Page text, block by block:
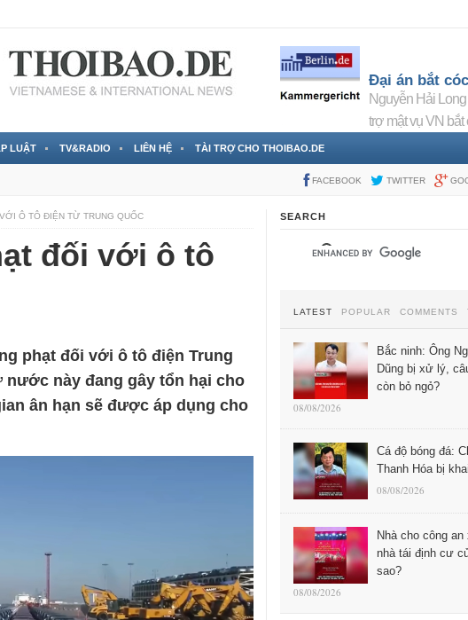
Đại án bắt
Nguyễn Hải
trợ mật vụ VN bắt
LUẬT TV&RADIO LIÊN HỆ TÀI TRỢ CHO THOIBAO.DE
FACEBOOK TWITTER
Ô TÔ ĐIỆN TỪ TRUNG QUỐC
đối với ô tô
phạt đối với ô tô điện Trung
nước này đang gây tổn hại cho
ân hạn sẽ được áp dụng cho
SEARCH
LATEST POPULAR COMMENTS
Bắc ninh: Ông
Dũng bị xử lý,
còn bỏ ngỏ?
08/08/2026
Cá độ bóng đá:
Thanh Hóa bị
08/08/2026
Nhà cho công an
nhà tái định cư
sao?
08/08/2026